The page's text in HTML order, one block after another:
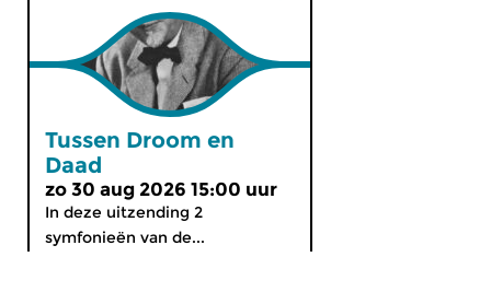
Tussen Droom en
Daad
zo 30 aug 2026 15:00 uur
In deze uitzending 2
symfonieën van de...